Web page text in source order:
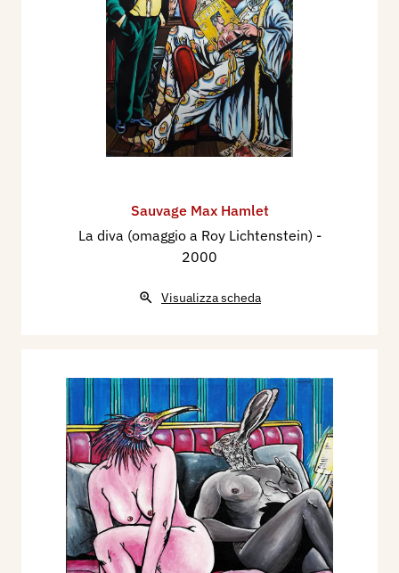
Sauvage Max Hamlet
La diva (omaggio a Roy Lichtenstein) -
2000
Visualizza scheda